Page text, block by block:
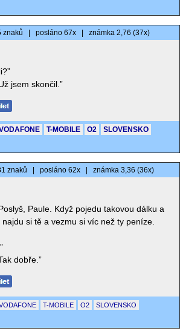
znaků posláno 67x známka 2,76 (37x)
jsem skončil.”
T-MOBILE O2
SLOVENSKO
znaků posláno 62x známka 3,36 (36x)
Paule. Když pojedu takovou dálku a
si tě a vezmu si víc než ty peníze.
dobře.”
T-MOBILE O2 SLOVENSKO